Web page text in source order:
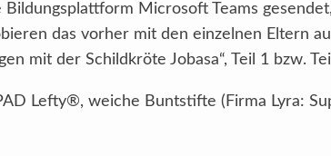
Microsoft Teams
das vorher mit den einzelnen Eltern
mit der Schildkröte Jobasa“, Teil 1 bzw.
Lefty®, weiche Buntstifte (Firma Lyra: